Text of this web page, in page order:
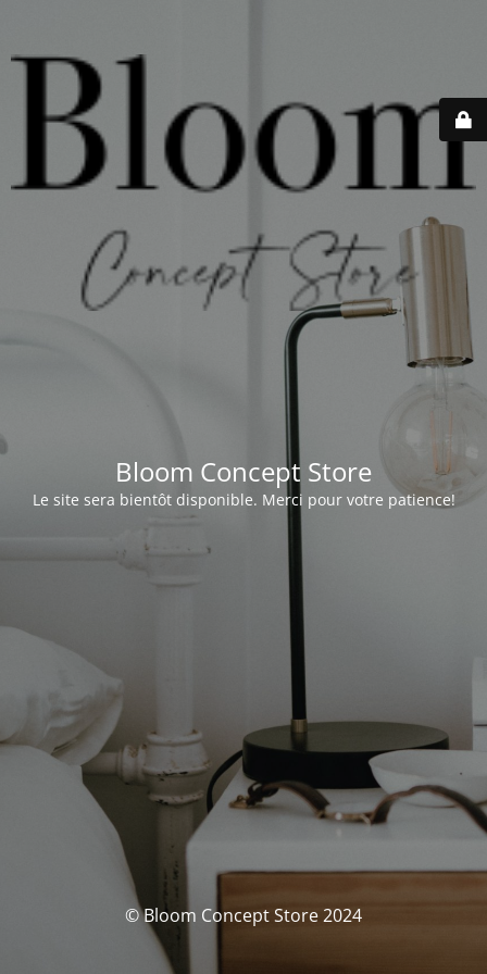
Bloom Concept Store
Le site sera bientôt disponible. Merci pour votre patience!
© Bloom Concept Store 2024